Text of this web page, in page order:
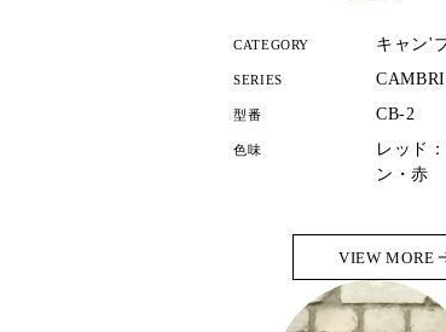
CATEGORY キャン'
SERIES
型番 CB-2
色味
レッド
ン・赤
VIEW MORE